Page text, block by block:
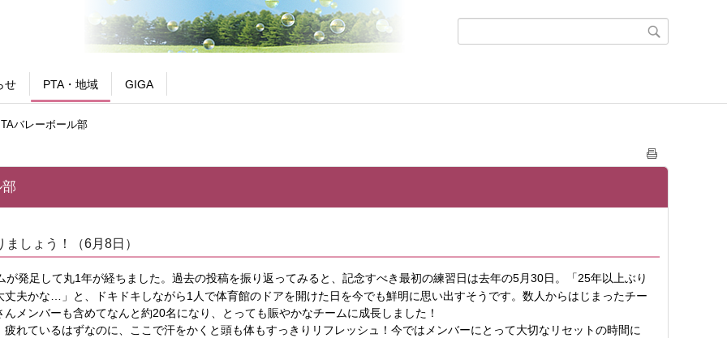
せ PTA・地域 GIGA
バレーボール部
ましょう！（6月 8日 ）
が発足して丸1年が経ちました。過去の投稿を振り返ってみると、 記念すべき最初の練習日は去年の5月30日。「25年以上ぶり
丈夫かな…」と、
ドキドキしながら1人で体育館のドアを開けた日を今でも鮮明に思い出すそうです。数人からはじまったチー
メンバーも含めてなんと約20名になり、
とっても賑やかなチームに成長しました！
れているはずなのに、
ここで汗をかくと頭も体もすっきりリフレッシュ！今ではメンバーにとって大切なリセットの時間に